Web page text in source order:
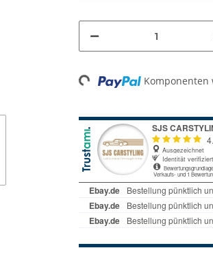
Loading... Komponenten